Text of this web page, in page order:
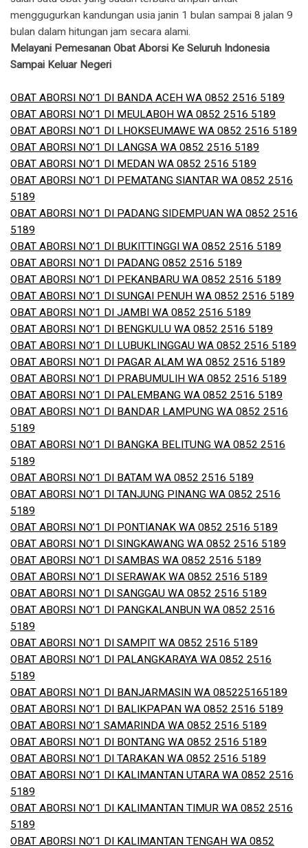
Melayani Pemesanan Obat Aborsi Ke Seluruh Indonesia
Sampai Keluar Negeri
OBAT ABORSI NO’1 DI BANDA ACEH WA 0852 2516 5189
OBAT ABORSI NO’1 DI MEULABOH WA 0852 2516 5189
OBAT ABORSI NO’1 DI LHOKSEUMAWE WA 0852 2516 5189
OBAT ABORSI NO’1 DI LANGSA WA 0852 2516 5189
OBAT ABORSI NO’1 DI MEDAN WA 0852 2516 5189
OBAT ABORSI NO’1 DI PEMATANG SIANTAR WA 0852 2516
5189
OBAT ABORSI NO’1 DI PADANG SIDEMPUAN WA 0852 2516
5189
OBAT ABORSI NO’1 DI BUKITTINGGI WA 0852 2516 5189
OBAT ABORSI NO’1 DI PADANG 0852 2516 5189
OBAT ABORSI NO’1 DI PEKANBARU WA 0852 2516 5189
OBAT ABORSI NO’1 DI SUNGAI PENUH WA 0852 2516 5189
OBAT ABORSI NO’1 DI JAMBI WA 0852 2516 5189
OBAT ABORSI NO’1 DI BENGKULU WA 0852 2516 5189
OBAT ABORSI NO’1 DI LUBUKLINGGAU WA 0852 2516 5189
OBAT ABORSI NO’1 DI PAGAR ALAM WA 0852 2516 5189
OBAT ABORSI NO’1 DI PRABUMULIH WA 0852 2516 5189
OBAT ABORSI NO’1 DI PALEMBANG WA 0852 2516 5189
OBAT ABORSI NO’1 DI BANDAR LAMPUNG WA 0852 2516
5189
OBAT ABORSI NO’1 DI BANGKA BELITUNG WA 0852 2516
5189
OBAT ABORSI NO’1 DI BATAM WA 0852 2516 5189
OBAT ABORSI NO’1 DI TANJUNG PINANG WA 0852 2516
5189
OBAT ABORSI NO’1 DI PONTIANAK WA 0852 2516 5189
OBAT ABORSI NO’1 DI SINGKAWANG WA 0852 2516 5189
OBAT ABORSI NO’1 DI SAMBAS WA 0852 2516 5189
OBAT ABORSI NO’1 DI SERAWAK WA 0852 2516 5189
OBAT ABORSI NO’1 DI SANGGAU WA 0852 2516 5189
OBAT ABORSI NO’1 DI PANGKALANBUN WA 0852 2516
5189
OBAT ABORSI NO’1 DI SAMPIT WA 0852 2516 5189
OBAT ABORSI NO’1 DI PALANGKARAYA WA 0852 2516
5189
OBAT ABORSI NO’1 DI BANJARMASIN WA 085225165189
OBAT ABORSI NO’1 DI BALIKPAPAN WA 0852 2516 5189
OBAT ABORSI NO’1 SAMARINDA WA 0852 2516 5189
OBAT ABORSI NO’1 DI BONTANG WA 0852 2516 5189
OBAT ABORSI NO’1 DI TARAKAN WA 0852 2516 5189
OBAT ABORSI NO’1 DI KALIMANTAN UTARA WA 0852 2516
5189
OBAT ABORSI NO’1 DI KALIMANTAN TIMUR WA 0852 2516
5189
OBAT ABORSI NO’1 DI KALIMANTAN TENGAH WA 0852